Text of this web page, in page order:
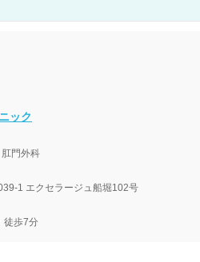
ック
門外科
1 エクセラージュ船堀102号
徒歩7分